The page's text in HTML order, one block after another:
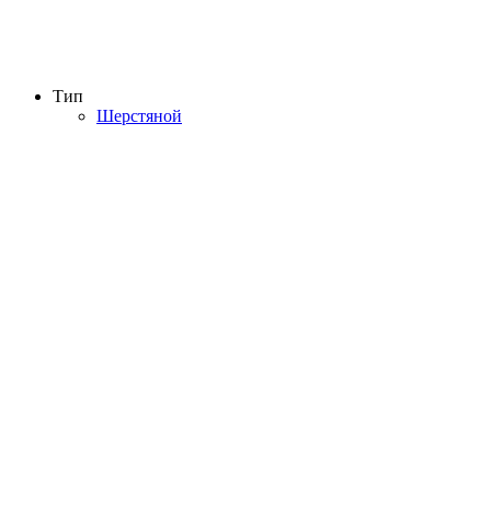
Тип
Шерстяной